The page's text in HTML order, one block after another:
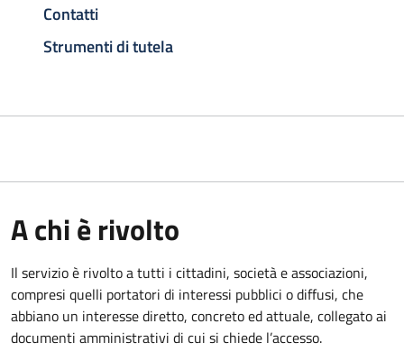
Contatti
Strumenti di tutela
A chi è rivolto
Il servizio è rivolto a tutti i cittadini, società e associazioni,
compresi quelli portatori di interessi pubblici o diffusi, che
abbiano un interesse diretto, concreto ed attuale, collegato ai
documenti amministrativi di cui si chiede l’accesso.